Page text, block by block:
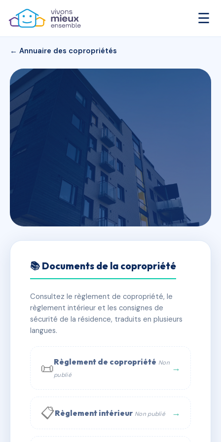
☰
← Annuaire des copropriétés
SDC 147 RUE DE TOLBIAC
✓ Immatriculée 🏠 49 lots 🏗 1 bâtiment(s)
📞 Contacter Syndic Digital
📚 Documents de la copropriété
Consultez le règlement de copropriété, le
règlement intérieur et les consignes de
sécurité de la résidence, traduits en plusieurs
langues.
📜Règlement de copropriété Non
publié
→
📋Règlement intérieur Non publié →